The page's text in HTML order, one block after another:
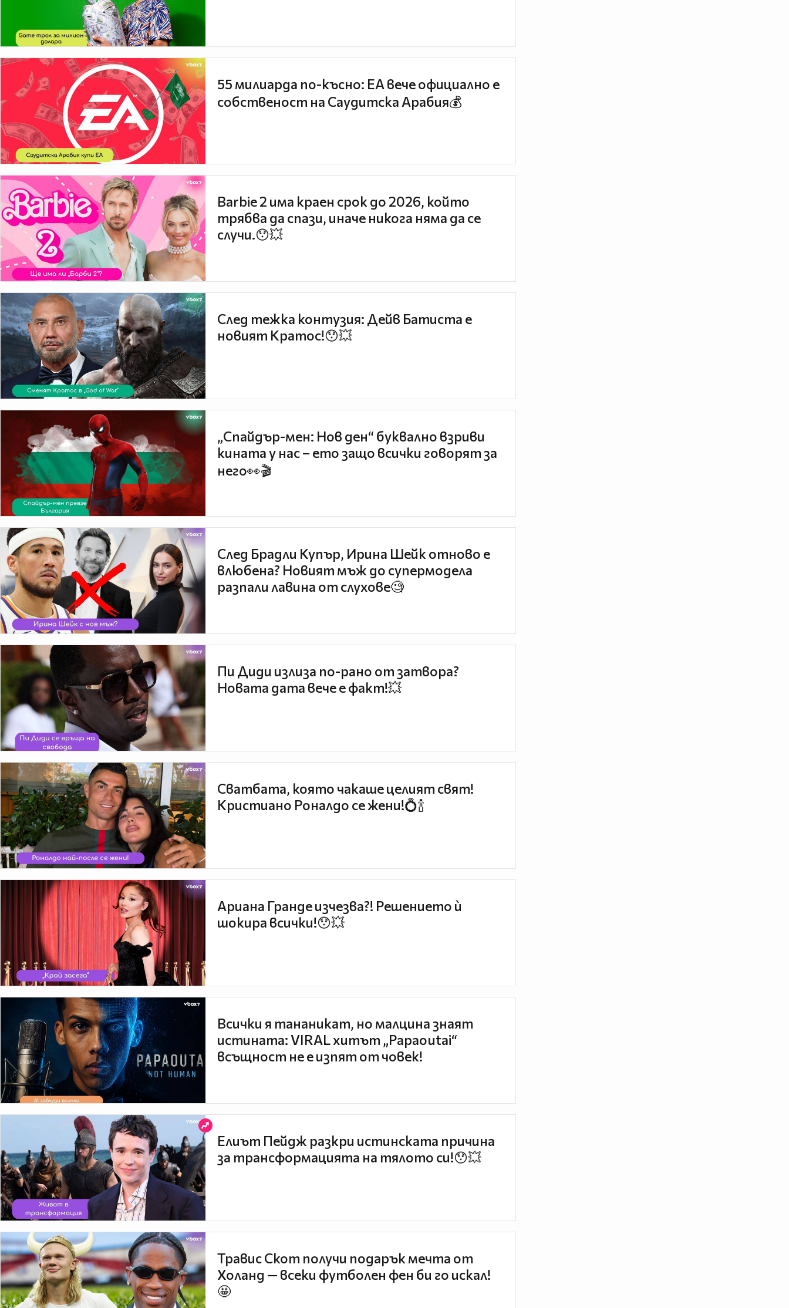
55 милиарда по-късно: EA вече официално е
собственост на Саудитска Арабия💰
Barbie 2 има краен срок до 2026, който
трябва да спази, иначе никога няма да се
случи.😯💥
След тежка контузия: Дейв Батиста е
новият Кратос!😯💥
„Спайдър-мен: Нов ден“ буквално взриви
кината у нас – ето защо всички говорят за
него👀🎬
След Брадли Купър, Ирина Шейк отново е
влюбена? Новият мъж до супермодела
разпали лавина от слухове🧐
Пи Диди излиза по-рано от затвора?
Новата дата вече е факт!💥
Сватбата, която чакаше целият свят!
Кристиано Роналдо се жени!💍🍾
Ариана Гранде изчезва?! Решението ѝ
шокира всички!😯💥
Всички я тананикат, но малцина знаят
истината: VIRAL хитът „Papaoutai“
всъщност не е изпят от човек!
Елиът Пейдж разкри истинската причина
за трансформацията на тялото си!😯💥
Травис Скот получи подарък мечта от
Холанд — всеки футболен фен би го искал!
🤩